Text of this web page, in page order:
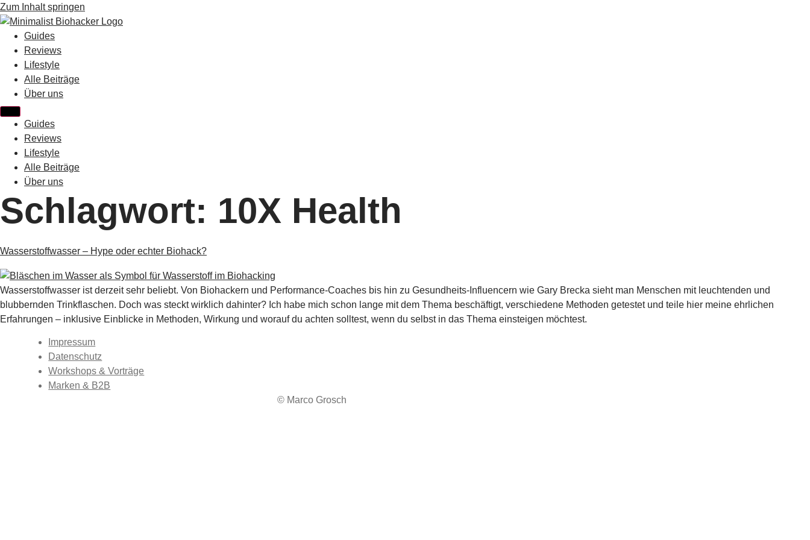
Zum Inhalt springen
Guides
Reviews
Lifestyle
Alle Beiträge
Über uns
Guides
Reviews
Lifestyle
Alle Beiträge
Über uns
Schlagwort: 10X Health
Wasserstoffwasser – Hype oder echter Biohack?
Wasserstoffwasser ist derzeit sehr beliebt. Von Biohackern und Performance-Coaches bis hin zu Gesundheits-Influencern wie Gary Brecka sieht man Menschen mit leuchtenden und
blubbernden Trinkflaschen. Doch was steckt wirklich dahinter? Ich habe mich schon lange mit dem Thema beschäftigt, verschiedene Methoden getestet und teile hier meine ehrlichen
Erfahrungen – inklusive Einblicke in Methoden, Wirkung und worauf du achten solltest, wenn du selbst in das Thema einsteigen möchtest.
Impressum
Datenschutz
Workshops & Vorträge
Marken & B2B
© Marco Grosch